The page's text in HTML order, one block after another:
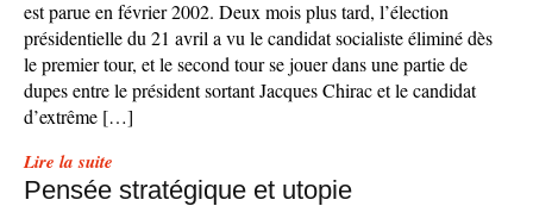
est parue en février 2002. Deux mois plus tard, l’élection
présidentielle du 21 avril a vu le candidat socialiste éliminé dès
le premier tour, et le second tour se jouer dans une partie de
dupes entre le président sortant Jacques Chirac et le candidat
d’extrême […]
Lire la suite
Pensée stratégique et utopie